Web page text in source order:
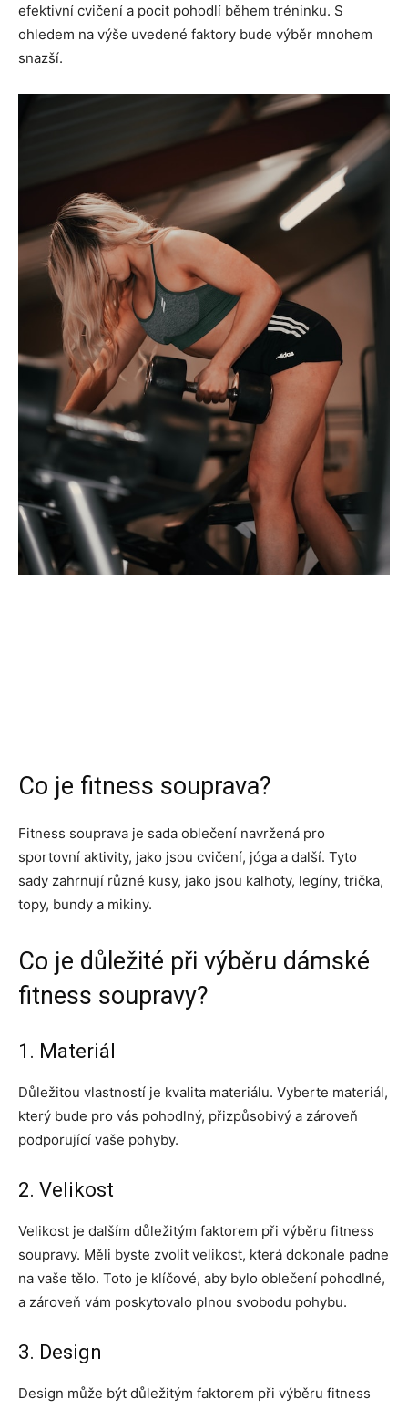
efektivní cvičení a pocit pohodlí během tréninku. S
ohledem na výše uvedené faktory bude výběr mnohem
snazší.
Co je fitness souprava?
Fitness souprava je sada oblečení navržená pro
sportovní aktivity, jako jsou cvičení, jóga a další. Tyto
sady zahrnují různé kusy, jako jsou kalhoty, legíny, trička,
topy, bundy a mikiny.
Co je důležité při výběru dámské
fitness soupravy?
1. Materiál
Důležitou vlastností je kvalita materiálu. Vyberte materiál,
který bude pro vás pohodlný, přizpůsobivý a zároveň
podporující vaše pohyby.
2. Velikost
Velikost je dalším důležitým faktorem při výběru fitness
soupravy. Měli byste zvolit velikost, která dokonale padne
na vaše tělo. Toto je klíčové, aby bylo oblečení pohodlné,
a zároveň vám poskytovalo plnou svobodu pohybu.
3. Design
Design může být důležitým faktorem při výběru fitness